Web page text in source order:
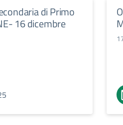
di Primo
16 dicembre